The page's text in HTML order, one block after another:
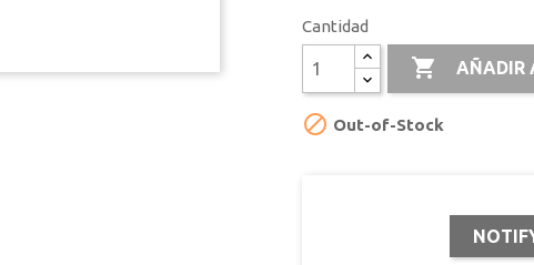
Cantidad
 AÑADIR
 Out-of-Stock